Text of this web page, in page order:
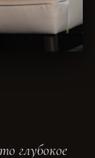
глубокое